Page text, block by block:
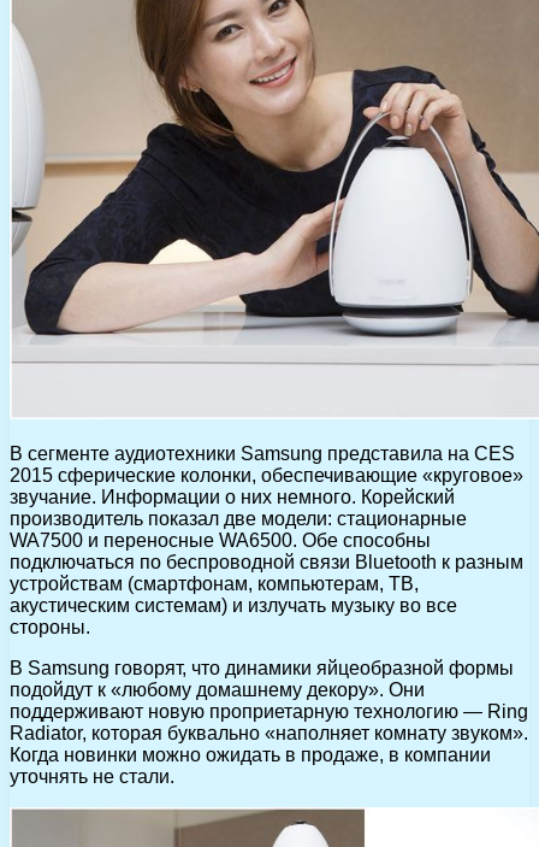
В сегменте аудиотехники Samsung представила на CES
2015 сферические колонки, обеспечивающие «круговое»
звучание. Информации о них немного. Корейский
производитель показал две модели: стационарные
WA7500 и переносные WA6500. Обе способны
подключаться по беспроводной связи Bluetooth к разным
устройствам (смартфонам, компьютерам, ТВ,
акустическим системам) и излучать музыку во все
стороны.
В Samsung говорят, что динамики яйцеобразной формы
подойдут к «любому домашнему декору». Они
поддерживают новую проприетарную технологию — Ring
Radiator, которая буквально «наполняет комнату звуком».
Когда новинки можно ожидать в продаже, в компании
уточнять не стали.